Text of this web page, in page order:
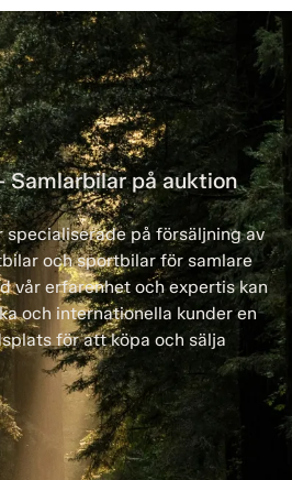
Samlarbilar på auktion
specialiserade på försäljning av
och sportbilar för samlare
vår erfarenhet och expertis kan
och internationella kunder en
för att köpa och sälja